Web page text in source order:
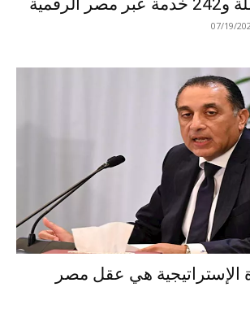
07/19/
الإستراتيجية هي عقل مصر